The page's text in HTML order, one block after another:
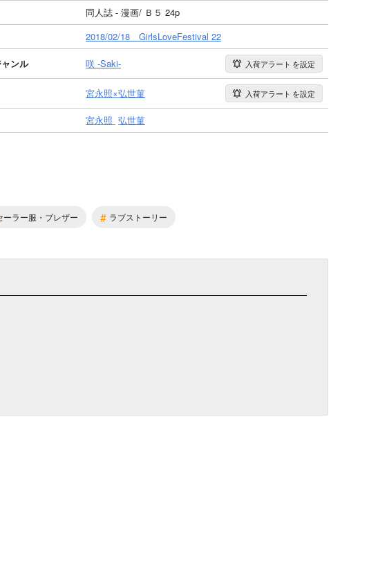
同人誌 - 漫画/ Ｂ５ 24p
2018/02/18 GirlsLoveFestival 22
ンル 咲 -Saki- 入荷アラート を設定
宮永照×弘世菫 入荷アラート を設定
宮永照 弘世菫
ーラー服・ブレザー # ラブストーリー